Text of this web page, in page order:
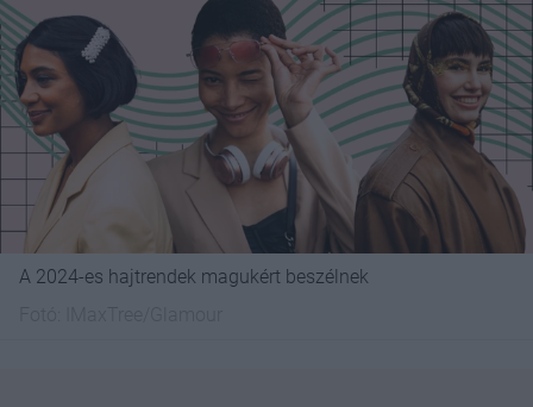
A 2024-es hajtrendek magukért beszélnek